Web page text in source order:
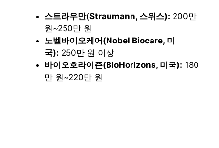
스트라우만(Straumann, 스위스): 200만
원~250만 원
노벨바이오케어(Nobel Biocare, 미
국): 250만 원 이상
바이오호라이즌(BioHorizons, 미국): 180
만 원~220만 원